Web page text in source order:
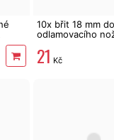
10x břit 18 mm do
odlamovacího
21 Kč